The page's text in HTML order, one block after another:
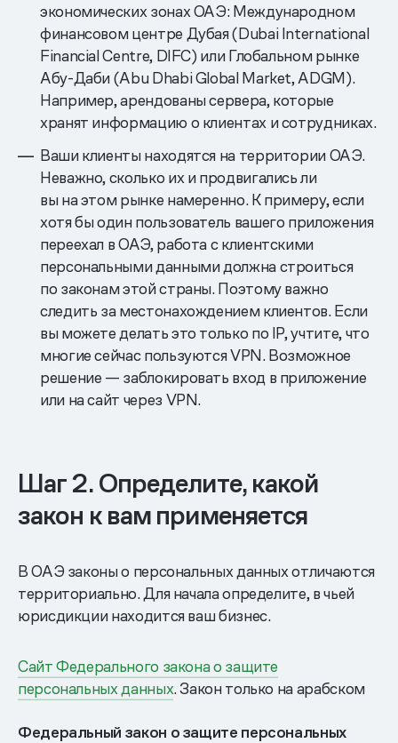
экономических зонах ОАЭ: Международном
финансовом центре Дубая (Dubai International
Financial Centre, DIFC) или Глобальном рынке
Абу-Даби (Abu Dhabi Global Market, ADGM).
Например, арендованы сервера, которые
хранят информацию о клиентах и сотрудниках.
Ваши клиенты находятся на территории ОАЭ.
Неважно, сколько их и продвигались ли
вы на этом рынке намеренно. К примеру, если
хотя бы один пользователь вашего приложения
переехал в ОАЭ, работа с клиентскими
персональными данными должна строиться
по законам этой страны. Поэтому важно
следить за местонахождением клиентов. Если
вы можете делать это только по IP, учтите, что
многие сейчас пользуются VPN. Возможное
решение — заблокировать вход в приложение
или на сайт через VPN.
Шаг 2. Определите, какой
закон к вам применяется
В ОАЭ законы о персональных данных отличаются
территориально. Для начала определите, в чьей
юрисдикции находится ваш бизнес.
Сайт Федерального закона о защите
персональных данных. Закон только на арабском
Федеральный закон о защите персональных